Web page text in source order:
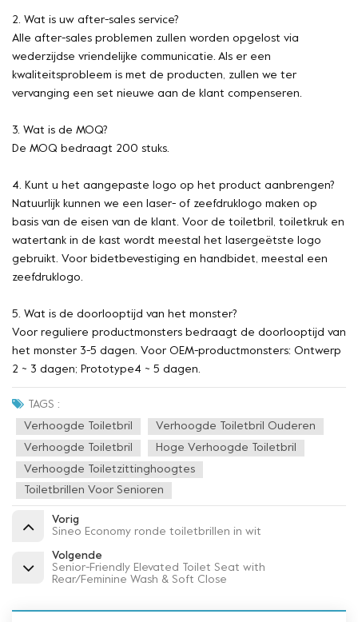
2. Wat is uw after-sales service?
Alle after-sales problemen zullen worden opgelost via
wederzijdse vriendelijke communicatie. Als er een
kwaliteitsprobleem is met de producten, zullen we ter
vervanging een set nieuwe aan de klant compenseren.
3. Wat is de MOQ?
De MOQ bedraagt 200 stuks.
4. Kunt u het aangepaste logo op het product aanbrengen?
Natuurlijk kunnen we een laser- of zeefdruklogo maken op
basis van de eisen van de klant. Voor de toiletbril, toiletkruk en
watertank in de kast wordt meestal het lasergeëtste logo
gebruikt. Voor bidetbevestiging en handbidet, meestal een
zeefdruklogo.
5. Wat is de doorlooptijd van het monster?
Voor reguliere productmonsters bedraagt de doorlooptijd van
het monster 3-5 dagen. Voor OEM-productmonsters: Ontwerp
2 ~ 3 dagen; Prototype4 ~ 5 dagen.
TAGS :
Verhoogde Toiletbril Verhoogde Toiletbril Ouderen
Verhoogde Toiletbril Hoge Verhoogde Toiletbril
Verhoogde Toiletzittinghoogtes
Toiletbrillen Voor Senioren
Vorig
Sineo Economy ronde toiletbrillen in wit
Volgende
Senior-Friendly Elevated Toilet Seat with
Rear/Feminine Wash & Soft Close